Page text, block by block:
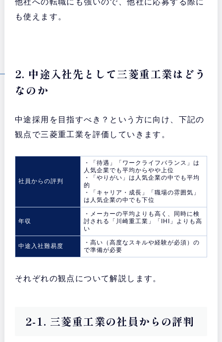
他社への転職にも強いので、他社に応募する際に
も使えます。
2. 中途入社先として三菱重工業はどう
なのか
中途採用を目指すべき？という方に向け、下記の
観点で三菱重工業を評価していきます。
社員からの評判
・「待遇」「ワークライフバランス」は
人気企業でも平均からやや上位
・「やりがい」は人気企業の中でも平均
的
・「キャリア・成長」「職場の雰囲気」
は人気企業の中でも下位
年収
・メーカーの平均よりも高く、同時に検
討される「川崎重工業」「IHI」よりも高
い
中途入社難易度
・高い（高度なスキルや経験が必須）の
で準備が必要
それぞれの観点について解説します。
2-1. 三菱重工業の社員からの評判